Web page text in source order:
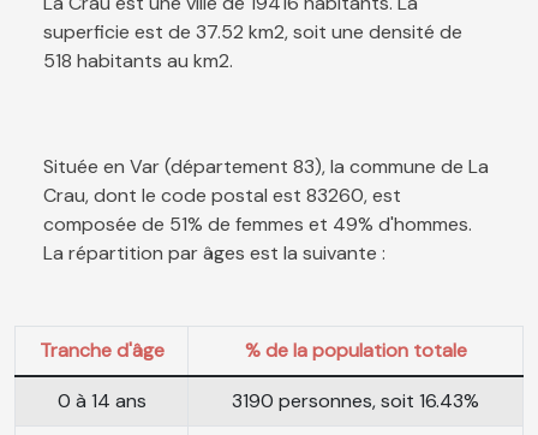
superficie est de 37.52 km2, soit une densité de
518 habitants au km2.
Située en Var (département 83), la commune de La
Crau, dont le code postal est 83260, est
composée de 51% de femmes et 49% d'hommes.
La répartition par âges est la suivante :
Tranche d'âge
% de la population totale
0 à 14 ans
3190 personnes, soit 16.43%